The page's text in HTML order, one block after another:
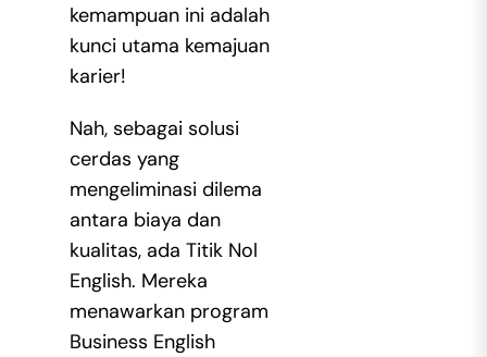
kemampuan ini adalah
kunci utama kemajuan
karier!
Nah, sebagai solusi
cerdas yang
mengeliminasi dilema
antara biaya dan
kualitas, ada Titik Nol
English. Mereka
menawarkan program
Business English